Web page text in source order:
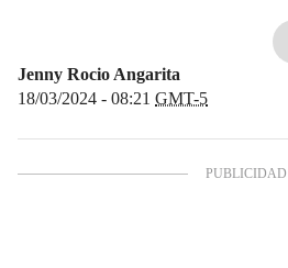
Jenny Rocio Angarita
18/03/2024 - 08:21 GMT-5